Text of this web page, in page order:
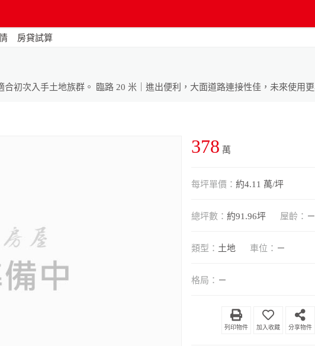
房貸試算
378 萬
每坪單價： 約4.11 萬/坪
總坪數： 約91.96坪 屋齡： －
類型： 土地 車位： －
格局： －
列印物件 分享物件